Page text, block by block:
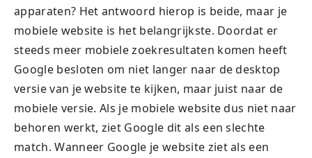
apparaten? Het antwoord hierop is beide, maar je
mobiele website is het belangrijkste. Doordat er
steeds meer mobiele zoekresultaten komen heeft
Google besloten om niet langer naar de desktop
versie van je website te kijken, maar juist naar de
mobiele versie. Als je mobiele website dus niet naar
behoren werkt, ziet Google dit als een slechte
match. Wanneer Google je website ziet als een